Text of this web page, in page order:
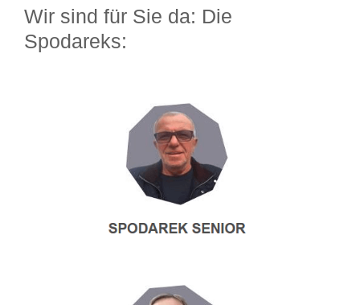
Wir sind für Sie da: Die
Spodareks: